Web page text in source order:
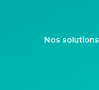
Nos solutions